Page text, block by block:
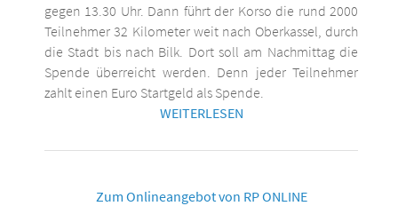
gegen 13.30 Uhr. Dann führt der Korso die rund 2000
Teilnehmer 32 Kilometer weit nach Oberkassel, durch
die Stadt bis nach Bilk. Dort soll am Nachmittag die
Spende überreicht werden. Denn jeder Teilnehmer
zahlt einen Euro Startgeld als Spende.
WEITERLESEN
Zum Onlineangebot von RP ONLINE